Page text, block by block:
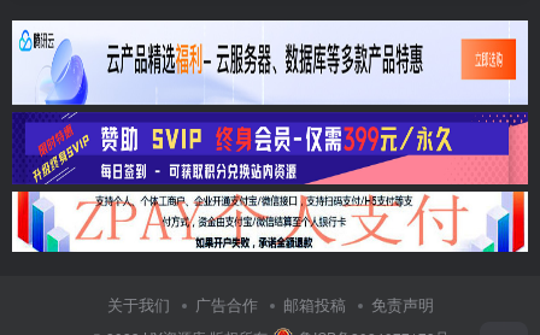
关于我们 广告合作 邮箱投稿 免责声明